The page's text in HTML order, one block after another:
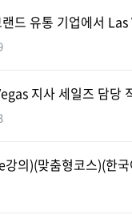
드 유통 기업에서
지사 세일즈 담당
의)(맞춤형코스)(한